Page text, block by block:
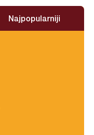
Najpopularniji